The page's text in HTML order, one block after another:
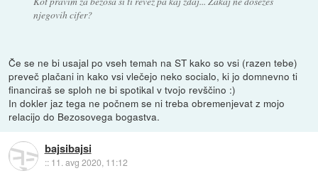
njegovih cifer?
Če se ne bi usajal po vseh temah na ST kako so vsi (razen tebe)
preveč plačani in kako vsi vlečejo neko socialo, ki jo domnevno ti
financiraš se sploh ne bi spotikal v tvojo revščino :)
In dokler jaz tega ne počnem se ni treba obremenjevat z mojo
relacijo do Bezosovega bogastva.
bajsibajsi
:: 11. avg 2020, 11:12